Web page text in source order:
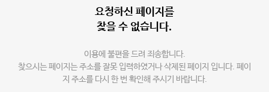
요청하신 페이지를
찾을 수 없습니다.
이용에 불편을 드려 죄송합니다.
찾으시는 페이지는 주소를 잘못 입력하였거나 삭제된 페이지 입니다. 페이
지 주소를 다시 한 번 확인해 주시기 바랍니다.